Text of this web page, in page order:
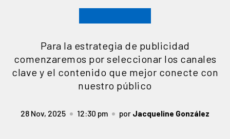
Para la estrategia de publicidad
comenzaremos por seleccionar los canales
clave y el contenido que mejor conecte con
nuestro público
28 Nov, 2025 12:30 pm por Jacqueline González